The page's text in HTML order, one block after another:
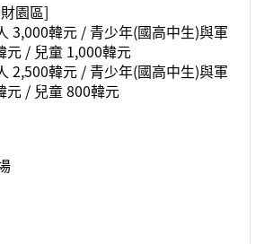
園區]
3,000韓元 / 青少年(國高中生)與軍
元 / 兒童 1,000韓元
2,500韓元 / 青少年(國高中生)與軍
元 / 兒童 800韓元